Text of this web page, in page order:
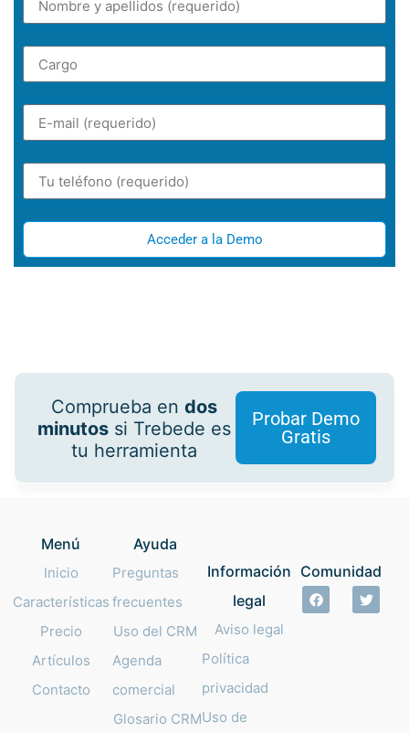
Acceder a la Demo
Comprueba endos
minutos si Trebede es
tu herramienta
Probar Demo
Gratis
Menú
Inicio
Características
Precio
Artículos
Contacto
Ayuda
Preguntas
frecuentes
Uso del CRM
Agenda
comercial
Glosario CRM
Información
legal
Aviso legal
Política
privacidad
Uso de
Comunidad